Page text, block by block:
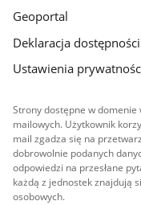
Geoportal
Deklaracja
Ustawienia
Strony dostępne w
mailowych. Użytkownik
mail zgadza się na
dobrowolnie podanych
odpowiedzi na przesłane
każdą z jednostek znajdują
osobowych.